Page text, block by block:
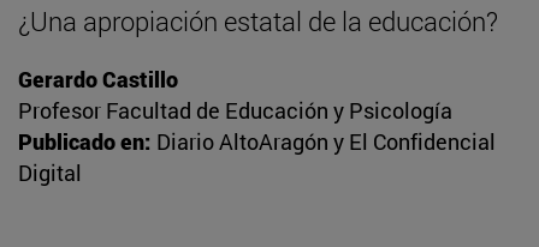
¿Una apropiación estatal de la educación?
Gerardo Castillo
Profesor Facultad de Educación y Psicología
Publicado en: Diario AltoAragón y El Confidencial
Digital